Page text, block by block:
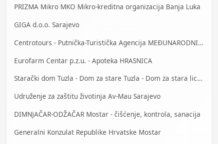
PRIZMA Mikro MKO Mikro-kreditna organizacija Banja Luka
GIGA d.o.o. Sarajevo
Centrotours - Putnička-Turistička Agencija MEĐUNARODNI AERODROM Sarajevo
Eurofarm Centar p.z.u. - Apoteka HRASNICA
Starački dom Tuzla - Dom za stare Tuzla - Dom za stara lica Tuzla
Udruženje za zaštitu životinja Av-Mau Sarajevo
DIMNJAČAR-ODŽAČAR Mostar - čišćenje, kontrola, sanacija
Generalni Konzulat Republike Hrvatske Mostar